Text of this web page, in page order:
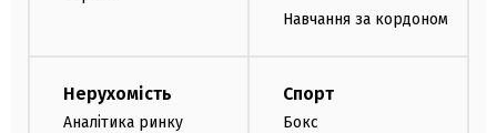
Навчання за кордоном
Нерухомість
Аналітика ринку
Спорт
Бокс